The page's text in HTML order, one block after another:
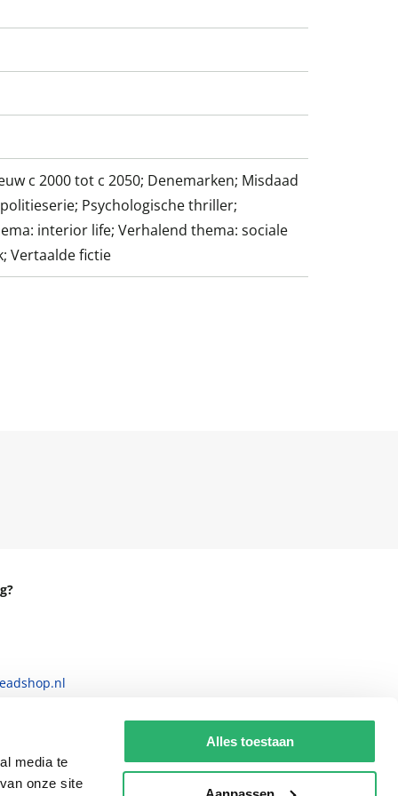
media te
onze site
Alles toestaan
c 2000 tot c 2050; Denemarken; Misdaad
Psychologische thriller;
interior life; Verhalend thema: sociale
Vertaalde fictie